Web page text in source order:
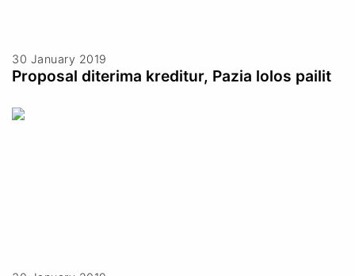
30 January 2019
Proposal diterima kreditur, Pazia lolos pailit